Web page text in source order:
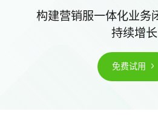
构建营销服一体化业务
持续增长
免费试用